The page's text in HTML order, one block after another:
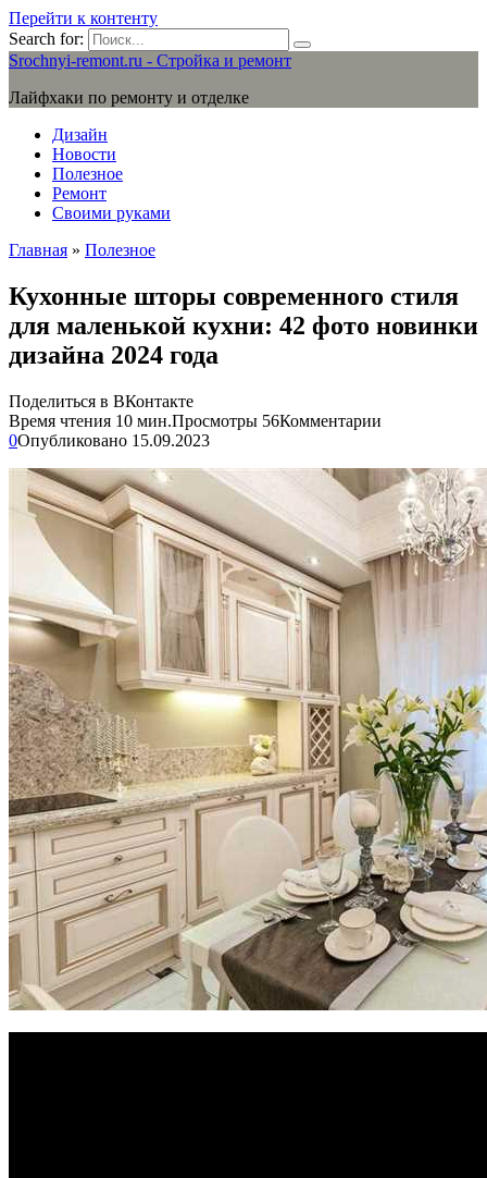
Перейти к контенту
Search for:
Srochnyi-remont.ru - Стройка и ремонт
Лайфхаки по ремонту и отделке
Дизайн
Новости
Полезное
Ремонт
Своими руками
Главная » Полезное
Кухонные шторы современного стиля
для маленькой кухни: 42 фото новинки
дизайна 2024 года
Поделиться в ВКонтакте
Время чтения 10 мин.Просмотры 56Комментарии
0Опубликовано 15.09.2023